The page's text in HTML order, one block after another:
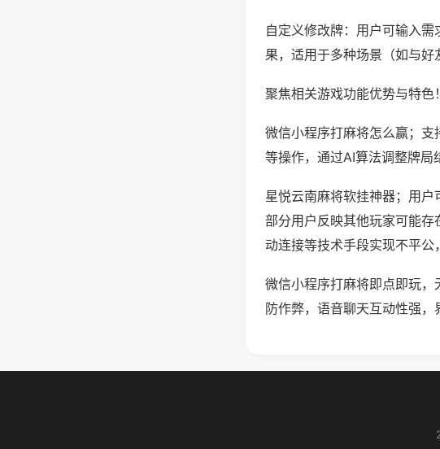
自定义修改牌：用户可输入
果，适用于多种场景（如与好
聚焦相关游戏功能优势与特色！
微信小程序打麻将怎么赢；
等操作，通过AI算法调整牌局
星悦云南麻将软挂神器；用户
部分用户反映其他玩家可能存
动连接等技术手段实现不平公
微信小程序打麻将即点即玩
防作弊，语音聊天互动性强，